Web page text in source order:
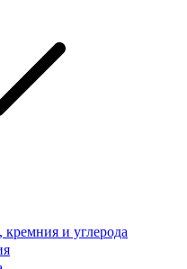
кремния и углерода